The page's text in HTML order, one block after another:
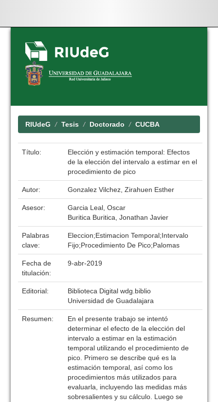
Skip
navigation
RIUdeG Tesis Doctorado CUCBA
Título:
Elección y estimación temporal: Efectos
de la elección del intervalo a estimar en el
procedimiento de pico
Autor: Gonzalez Vilchez, Zirahuen Esther
Asesor:
Garcia Leal, Oscar
Buritica Buritica, Jonathan Javier
Palabras
clave:
Eleccion;Estimacion Temporal;Intervalo
Fijo;Procedimiento De Pico;Palomas
Fecha de
titulación:
9-abr-2019
Editorial:
Biblioteca Digital wdg.biblio
Universidad de Guadalajara
Resumen:
En el presente trabajo se intentó
determinar el efecto de la elección del
intervalo a estimar en la estimación
temporal utilizando el procedimiento de
pico. Primero se describe qué es la
estimación temporal, así como los
procedimientos más utilizados para
evaluarla, incluyendo las medidas más
sobresalientes y su cálculo. Luego se